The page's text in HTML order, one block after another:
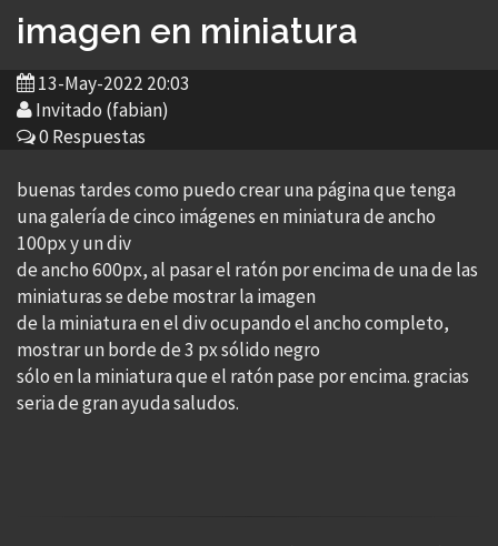
imagen en miniatura
13-May-2022 20:03
Invitado (fabian)
0 Respuestas
buenas tardes como puedo crear una página que tenga
una galería de cinco imágenes en miniatura de ancho
100px y un div
de ancho 600px, al pasar el ratón por encima de una de las
miniaturas se debe mostrar la imagen
de la miniatura en el div ocupando el ancho completo,
mostrar un borde de 3 px sólido negro
sólo en la miniatura que el ratón pase por encima. gracias
seria de gran ayuda saludos.